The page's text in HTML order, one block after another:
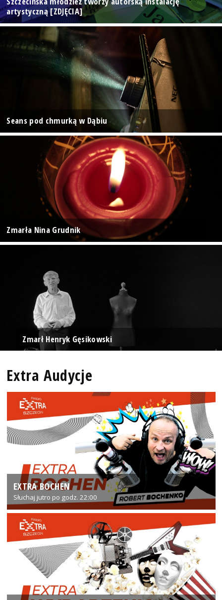
artystyczną [ZDJĘCIA]
Seans pod chmurką w Dąbiu
Zmarła Nina Grudnik
Zmarł Henryk Gęsikowski
Extra Audycje
EXTRA BOCHEN
Słuchaj jutro po godz. 22:00